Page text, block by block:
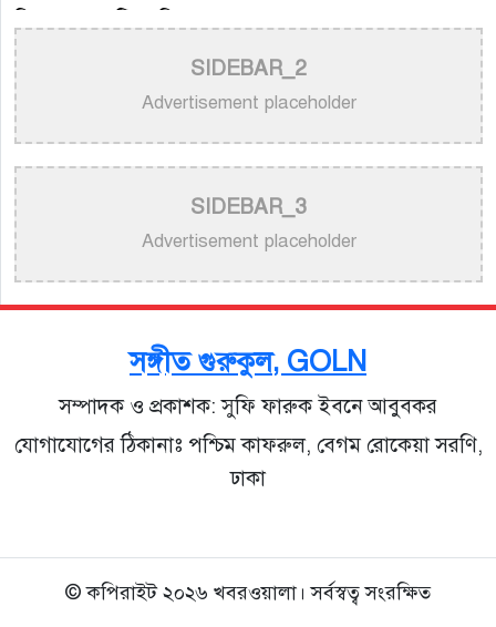
>
নতুন করে ভাইরাল ‘আজ কেন মন উদাসী হয়ে’ গানের
পেছনের গল্প
>
বাংলাদেশ বেতারে সুরকার ও সংগীত পরিচালক হিসেবে
তালিকাভুক্ত হলেন ৯২ শিল্পী
>একই দিনে জন্ম, সুরের টানে বাঁধা পড়া বাংলা গানের অমর
লিসবনে জেমস ও জায়েদ খান: পর্তুগালে প্রবাসীদের বর্ণিল
SIDEBAR_2
Advertisement placeholder
SIDEBAR_3
Advertisement placeholder
সঙ্গীত গুরুকুল, GOLN
সম্পাদক ও প্রকাশক: সুফি ফারুক ইবনে আবুবকর
যোগাযোগের ঠিকানাঃ পশ্চিম কাফরুল, বেগম রোকেয়া সরণি,
ঢাকা
© কপিরাইট ২০২৬ খবরওয়ালা। সর্বস্বত্ব সংরক্ষিত